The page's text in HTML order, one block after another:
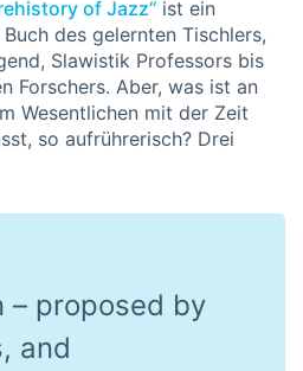
of Jazz“ ist ein
des gelernten Tischlers,
Slawistik Professors bis
Forschers. Aber, was ist an
Wesentlichen mit der Zeit
so aufrührerisch? Drei
– proposed by
and